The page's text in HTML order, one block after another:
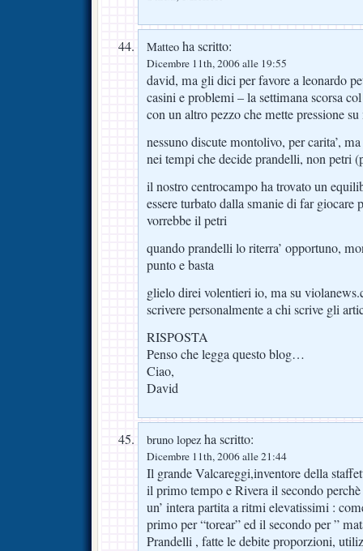
Matteo ha scritto:
Dicembre 11th, 2006 alle 19:55
david, ma gli dici per favore a leonardo
casini e problemi – la settimana scorsa
con un altro pezzo che mette pressione
nessuno discute montolivo, per carita’,
nei tempi che decide prandelli, non petri
il nostro centrocampo ha trovato un
essere turbato dalla smanie di far giocare
vorrebbe il petri
quando prandelli lo riterra’ opportuno,
punto e basta
glielo direi volentieri io, ma su
scrivere personalmente a chi scrive gli
RISPOSTA
Penso che legga questo blog…
Ciao,
David
bruno lopez ha scritto:
Dicembre 11th, 2006 alle 21:44
Il grande Valcareggi,inventore della
il primo tempo e Rivera il secondo
un’ intera partita a ritmi elevatissimi :
primo per “torear” ed il secondo per ”
Prandelli , fatte le debite proporzioni,